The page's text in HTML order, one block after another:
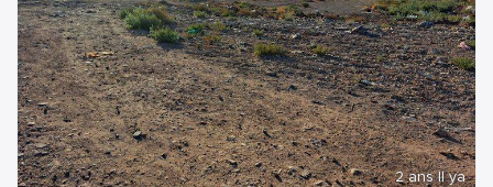
2 ans Il ya